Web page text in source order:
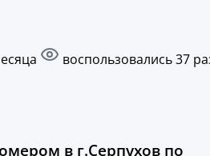
воспользовались 37
в г.Серпухов по